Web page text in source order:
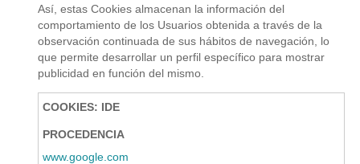
Así, estas Cookies almacenan la información del
comportamiento de los Usuarios obtenida a través de la
observación continuada de sus hábitos de navegación, lo
que permite desarrollar un perfil específico para mostrar
publicidad en función del mismo.
COOKIES: IDE
PROCEDENCIA
www.google.com